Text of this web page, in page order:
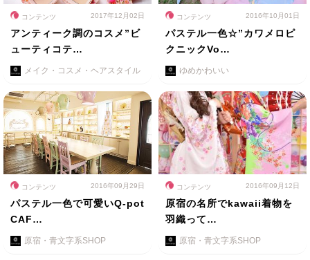
コンテンツ 2017年12月02日
アンティーク調のコスメ”ビ
ューティコテ…
メイク・コスメ・ヘアスタイル
コンテンツ 2016年10月01日
パステル一色☆”カワメロピ
クニックVo…
ゆめかわいい
コンテンツ 2016年09月29日
パステル一色で可愛いQ-pot
CAF…
原宿・青文字系SHOP
コンテンツ 2016年09月12日
原宿の名所でkawaii着物を
羽織って…
原宿・青文字系SHOP